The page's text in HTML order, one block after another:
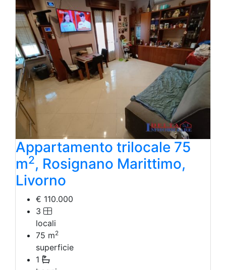
Appartamento trilocale 75
m2, Rosignano Marittimo,
Livorno
€ 110.000
3
locali
75 m2
superficie
1